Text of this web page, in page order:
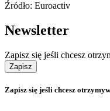
Źródło: Euroactiv
Newsletter
Zapisz się jeśli chcesz
Zapisz
Zapisz się jeśli chcesz